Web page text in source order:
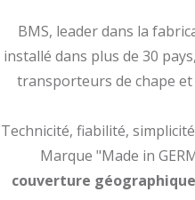
BMS, leader dans la
installé dans plus de 30
transporteurs de chape et
Technicité, fiabilité,
Marque "Made in
couverture